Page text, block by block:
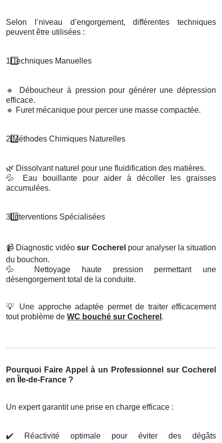
Selon l’niveau d’engorgement, différentes techniques
peuvent être utilisées :
1️ Techniques Manuelles
🔹
Déboucheur à pression pour générer une dépression
efficace.
🔹 Furet mécanique pour percer une masse compactée.
2️ Méthodes Chimiques Naturelles
🌿 Dissolvant naturel pour une fluidification des matières.
💦
Eau bouillante pour aider à décoller les graisses
accumulées.
3️Interventions Spécialisées
📹 Diagnostic vidéosur Cocherel pour analyser la situation
du bouchon.
💦
Nettoyage haute pression permettant une
désengorgement total de la conduite.
💡
Une approche adaptée permet de traiter efficacement
tout problème de WC bouché sur Cocherel .
Pourquoi Faire Appel à un Professionnel sur Cocherel
en Île-de-France ?
Un expert garantit une prise en charge efficace :
✔️ Réactivité optimale pour éviter des dégâts